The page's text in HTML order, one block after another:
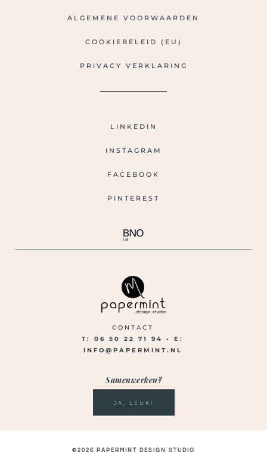
ALGEMENE VOORWAARDEN
COOKIEBELEID (EU)
PRIVACY VERKLARING
LINKEDIN
INSTAGRAM
FACEBOOK
PINTEREST
CONTACT
T: 06 50 22 71 94 •E:
INFO@PAPERMINT.NL
Samenwerken?
JA, LEUK!
©2026 PAPERMINT DESIGN STUDIO